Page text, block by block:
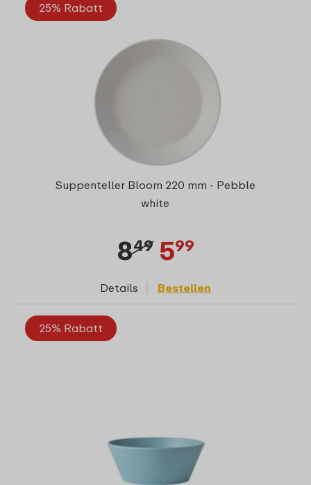
25% Rabatt
Suppenteller Bloom 220 mm - Pebble
white
849 599
Details Bestellen
25% Rabatt